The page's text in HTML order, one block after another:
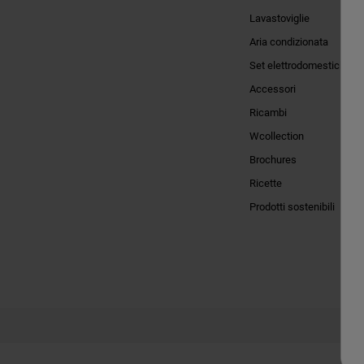
Lavastoviglie
Aria condizionata
Set elettrodomestici
Accessori
Ricambi
Wcollection
Brochures
Ricette
Prodotti sostenibili